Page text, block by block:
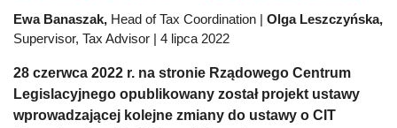
Ewa Banaszak, Head of Tax Coordination | Olga Leszczyńska,
Supervisor, Tax Advisor | 4 lipca 2022
28 czerwca 2022 r. na stronie Rządowego Centrum
Legislacyjnego opublikowany został projekt ustawy
wprowadzającej kolejne zmiany do ustawy o CIT